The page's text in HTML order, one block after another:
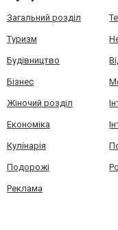
Загальний розділ
Туризм
Будівництво
Бізнес
Жіночий розділ
Економіка
Кулінарія
Подорожі
Реклама